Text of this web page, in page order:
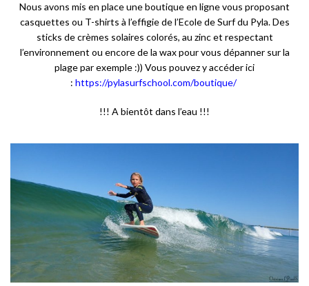
Nous avons mis en place une boutique en ligne vous proposant
casquettes ou T-shirts à l’effigie de l’Ecole de Surf du Pyla. Des
sticks de crèmes solaires colorés, au zinc et respectant
l’environnement ou encore de la wax pour vous dépanner sur la
plage par exemple :)) Vous pouvez y accéder ici
: https://pylasurfschool.com/boutique/
!!! A bientôt dans l’eau !!!